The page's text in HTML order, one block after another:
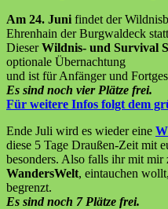
Am 24. Juni findet der
Ehrenhain der Burgwaldeck
DieserWildnis- und Survival
optionale Übernachtung
und ist für Anfänger und
Es sind noch vier Plätze frei.
Für weitere Infos folgt dem
Ende Juli wird es wieder eine
diese 5 Tage Draußen-Zeit mit
besonders. Also falls ihr mit mir
WandersWelt, eintauchen
begrenzt.
Es sind noch 7 Plätze frei.